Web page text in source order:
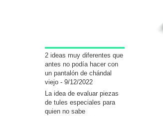
2 ideas muy diferentes que
antes no podía hacer con
un pantalón de chándal
viejo - 9/12/2022
La idea de evaluar piezas
de tules especiales para
quien no sabe